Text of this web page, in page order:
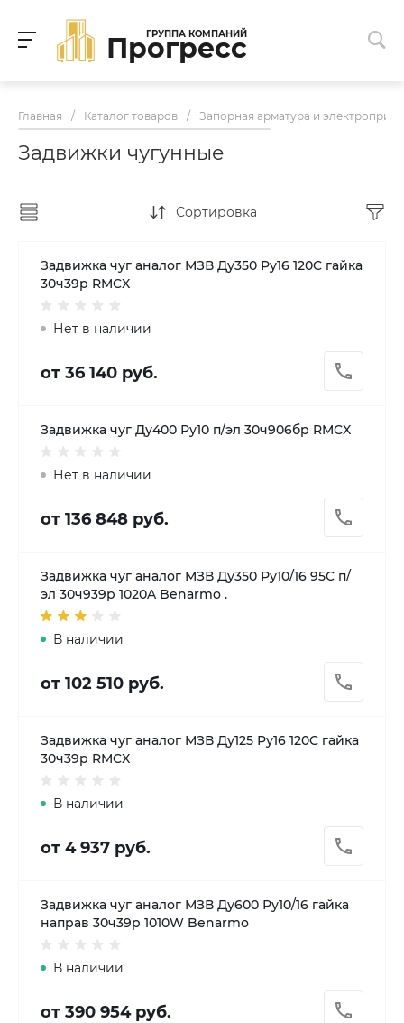
ГРУППА КОМПАНИЙ
Прогресс
Главная / Каталог товаров / Запорная арматура и
Задвижки чугунные
Сортировка
Задвижка чуг аналог МЗВ Ду350 Ру16 120C гайка
30ч39р RMCX
Нет в наличии
от 36 140 руб.
Задвижка чуг Ду400 Ру10 п/эл 30ч906бр RMCX
Нет в наличии
от 136 848 руб.
Задвижка чуг аналог МЗВ Ду350 Ру10/16 95C п/
эл 30ч939р 1020A Benarmo .
В наличии
от 102 510 руб.
Задвижка чуг аналог МЗВ Ду125 Ру16 120C гайка
30ч39р RMCX
В наличии
от 4 937 руб.
Задвижка чуг аналог МЗВ Ду600 Ру10/16 гайка
направ 30ч39р 1010W Benarmo
В наличии
от 390 954 руб.